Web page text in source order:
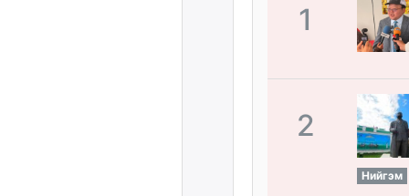
1
2
Нийгэм